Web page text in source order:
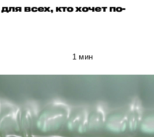
всех, кто хочет по-
1 мин